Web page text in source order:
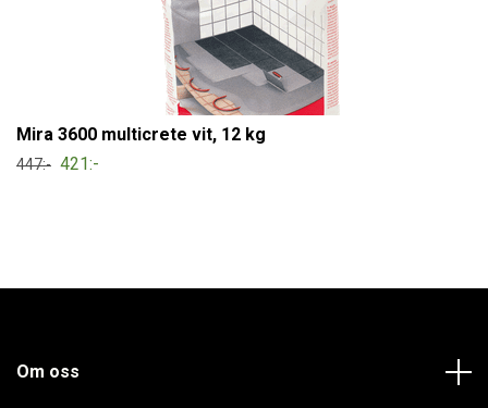
Mira 3600 multicrete vit, 12 kg
447:- 421:-
Om oss